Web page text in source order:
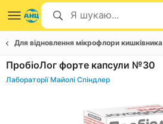
Для відновлення мікрофлори кишківника
ПробіоЛог форте капсули №30
Лабораторії Майолі Спіндлер